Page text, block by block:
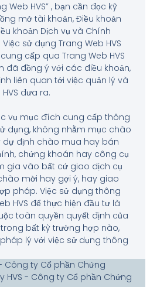
Web HVS” , bạn cần đọc kỹ
mở tài khoản, Điều khoản
khoản Dịch vụ và Chính
sử dụng Trang Web HVS
cấp qua Trang Web HVS
đã đồng ý với các điều khoản,
liên quan tới việc quản lý và
đưa ra.
vụ mục đích cung cấp thông
dụng, không nhằm mục chào
định chào mua hay bán
chứng khoán hay công cụ
gia vào bất cứ giao dịch cụ
mời hay gợi ý, hay giao
pháp. Việc sử dụng thông
HVS để thực hiện đầu tư là
toàn quyền quyết định của
trong bất kỳ trường hợp nào,
lý với việc sử dụng thông
Công ty Cổ phần Chứng
HVS - Công ty Cổ phần Chứng